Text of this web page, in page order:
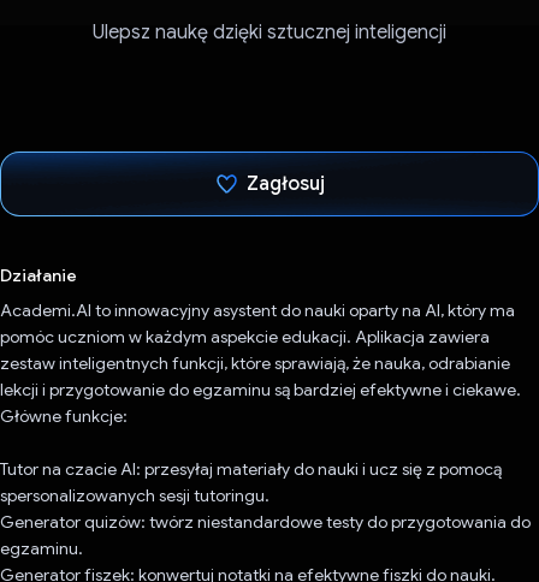
Ulepsz naukę dzięki sztucznej inteligencji
Zagłosuj
Działanie
Academi.AI to innowacyjny asystent do nauki oparty na AI, który ma
pomóc uczniom w każdym aspekcie edukacji. Aplikacja zawiera
zestaw inteligentnych funkcji, które sprawiają, że nauka, odrabianie
lekcji i przygotowanie do egzaminu są bardziej efektywne i ciekawe.
Główne funkcje:
Tutor na czacie AI: przesyłaj materiały do nauki i ucz się z pomocą
spersonalizowanych sesji tutoringu.
Generator quizów: twórz niestandardowe testy do przygotowania do
egzaminu.
Generator fiszek: konwertuj notatki na efektywne fiszki do nauki.